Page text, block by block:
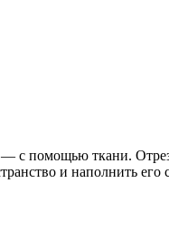
— с помощью ткани.
и наполнить